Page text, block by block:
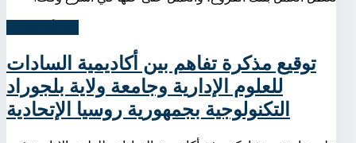
توقيع مذكرة تفاهم بين أكاديمية السادات
للعلوم الإدارية وجامعة ولاية بلجوراد
التكنولوجية بجمهورية روسيا الإتحادية